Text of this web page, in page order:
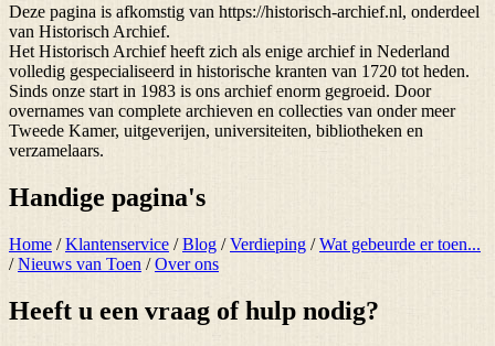
Deze pagina is afkomstig van https://historisch-archief.nl, onderdeel
van Historisch Archief.
Het Historisch Archief heeft zich als enige archief in Nederland
volledig gespecialiseerd in historische kranten van 1720 tot heden.
Sinds onze start in 1983 is ons archief enorm gegroeid. Door
overnames van complete archieven en collecties van onder meer
Tweede Kamer, uitgeverijen, universiteiten, bibliotheken en
verzamelaars.
Handige pagina's
Home /Klantenservice /Blog /Verdieping /Wat gebeurde er toen...
/Nieuws van Toen /Over ons
Heeft u een vraag of hulp nodig?